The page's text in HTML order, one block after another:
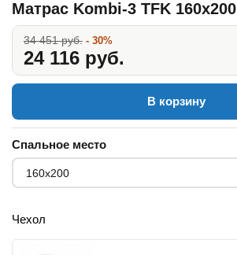
Матрас Kombi-3 TFK 160x200
34 451 руб. - 30%
24 116 руб.
В корзину
Спальное место
Чехол